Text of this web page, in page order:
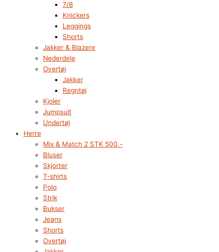
7/8
Knickers
Leggings
Shorts
Jakker & Blazere
Nederdele
Overtøj
Jakker
Regntøj
Kjoler
Jumpsuit
Undertøj
Herre
Mix & Match 2 STK 500.-
Bluser
Skjorter
T-shirts
Polo
Strik
Bukser
Jeans
Shorts
Overtøj